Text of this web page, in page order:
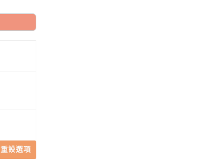
重設選項